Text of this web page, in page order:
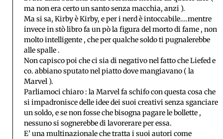
ma non era certo un santo senza macchia, anzi ).
Ma si sa, Kirby è Kirby, e per i nerd è intoccabile….mentre
invece in stò libro fa un pò la figura del morto di fame , non
molto intelligente , che per qualche soldo ti pugnalerebbe
alle spalle .
Non capisco poi che ci sia di negativo nel fatto che Liefed e
co. abbiano sputato nel piatto dove mangiavano ( la
Marvel ).
Parliamoci chiaro : la Marvel fa schifo con questa cosa che
si impadronisce delle idee dei suoi creativi senza sganciare
un soldo, e se non fosse che bisogna pagare le bollette ,
nessuno si sognerebbe di lavorerare per essa.
E’ una multinazionale che tratta i suoi autori come